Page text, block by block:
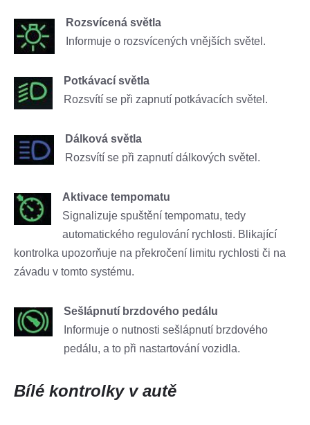
Rozsvícená světla
Informuje o rozsvícených vnějších světel.
Potkávací světla
Rozsvítí se při zapnutí potkávacích světel.
Dálková světla
Rozsvítí se při zapnutí dálkových světel.
Aktivace tempomatu
Signalizuje spuštění tempomatu, tedy
automatického regulování rychlosti. Blikající
kontrolka upozorňuje na překročení limitu rychlosti či na
závadu v tomto systému.
Sešlápnutí brzdového pedálu
Informuje o nutnosti sešlápnutí brzdového
pedálu, a to při nastartování vozidla.
Bílé kontrolky v autě